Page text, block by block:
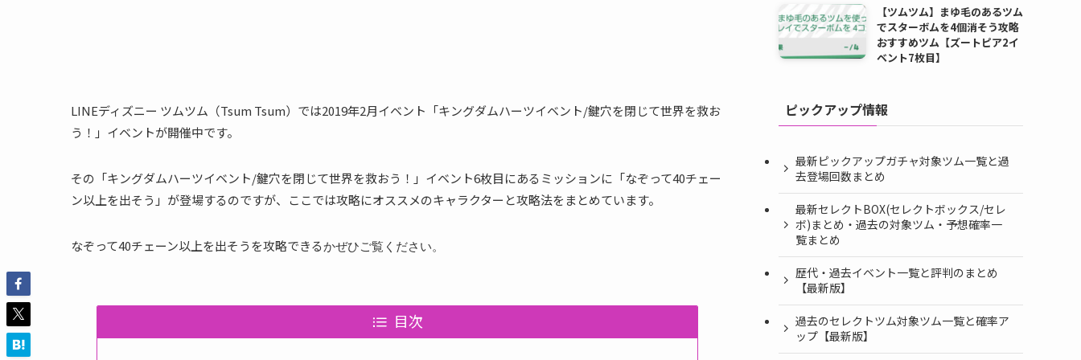
LINEディズニー ツムツム（Tsum Tsum）では2019年2月イベント「キングダムハーツイベント/鍵穴を閉じて世界を救お
う！」イベントが開催中です。
その「キングダムハーツイベント/鍵穴を閉じて世界を救おう！」イベント6枚目にあるミッションに「なぞって40チェー
ン以上を出そう」が登場するのですが、ここでは攻略にオススメのキャラクターと攻略法をまとめています。
なぞって40チェーン以上を出そうを攻略できるかぜひご覧ください。
目次
【ツムツム】まゆ毛のあるツム
でスターボムを4個消そう攻略
おすすめツム【ズートピア2イ
ベント7枚目】
ピックアップ情報
最新ピックアップガチャ対象ツム一覧と過
去登場回数まとめ
最新セレクトBOX(セレクトボックス/セレ
ボ)まとめ・過去の対象ツム・予想確率一
覧まとめ
歴代・過去イベント一覧と評判のまとめ
【最新版】
過去のセレクトツム対象ツム一覧と確率ア
ップ【最新版】